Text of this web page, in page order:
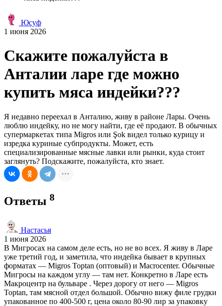
Юсуф
1 июня 2026
Скажите пожалуйста в
Анталии ларе где можно
купить мяса индейки???
Я недавно переехал в Анталию, живу в районе Лары. Очень
люблю индейку, но не могу найти, где её продают. В обычных
супермаркетах типа Migros или Şok видел только курицу и
изредка куриные субпродукты. Может, есть
специализированные мясные лавки или рынки, куда стоит
заглянуть? Подскажите, пожалуйста, кто знает.
Ответы 8
Настасья
1 июня 2026
В Мигросах на самом деле есть, но не во всех. Я живу в Ларе
уже третий год, и заметила, что индейка бывает в крупных
форматах — Migros Toptan (оптовый) и Macrocenter. Обычные
Мигросы на каждом углу — там нет. Конкретно в Ларе есть
Макроцентр на бульваре . Через дорогу от него — Migros
Toptan, там мясной отдел большой. Обычно вижу филе грудки
упакованное по 400-500 г, цена около 80-90 лир за упаковку